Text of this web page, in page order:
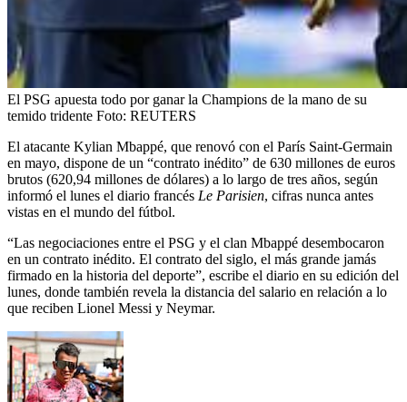
El PSG apuesta todo por ganar la Champions de la mano de su
temido tridente Foto: REUTERS
El atacante Kylian Mbappé, que renovó con el París Saint-Germain
en mayo, dispone de un “contrato inédito” de 630 millones de euros
brutos (620,94 millones de dólares) a lo largo de tres años, según
informó el lunes el diario francés Le Parisien, cifras nunca antes
vistas en el mundo del fútbol.
“Las negociaciones entre el PSG y el clan Mbappé desembocaron
en un contrato inédito. El contrato del siglo, el más grande jamás
firmado en la historia del deporte”, escribe el diario en su edición del
lunes, donde también revela la distancia del salario en relación a lo
que reciben Lionel Messi y Neymar.